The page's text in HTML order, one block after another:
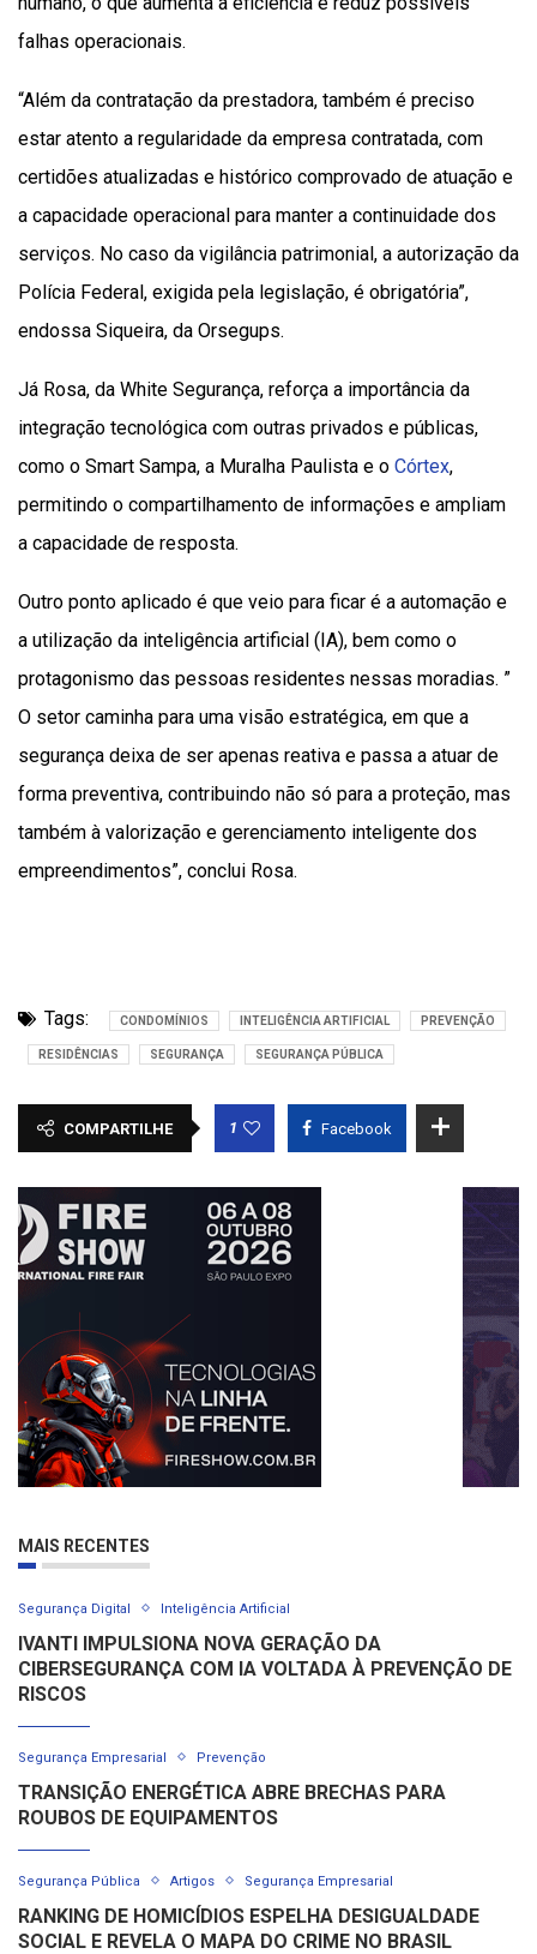
falhas operacionais.
“Além da contratação da prestadora, também é preciso
estar atento a regularidade da empresa contratada, com
certidões atualizadas e histórico comprovado de atuação e
a capacidade operacional para manter a continuidade dos
serviços. No caso da vigilância patrimonial, a autorização da
Polícia Federal, exigida pela legislação, é obrigatória”,
endossa Siqueira, da Orsegups.
Já Rosa, da White Segurança, reforça a importância da
integração tecnológica com outras privados e públicas,
como o Smart Sampa, a Muralha Paulista e o Córtex,
permitindo o compartilhamento de informações e ampliam
a capacidade de resposta.
Outro ponto aplicado é que veio para ficar é a automação e
a utilização da inteligência artificial (IA), bem como o
protagonismo das pessoas residentes nessas moradias. ”
O setor caminha para uma visão estratégica, em que a
segurança deixa de ser apenas reativa e passa a atuar de
forma preventiva, contribuindo não só para a proteção, mas
também à valorização e gerenciamento inteligente dos
empreendimentos”, conclui Rosa.
Tags: CONDOMÍNIOS INTELIGÊNCIA ARTIFICIAL PREVENÇÃO
RESIDÊNCIAS SEGURANÇA SEGURANÇA PÚBLICA
COMPARTILHE 1 Facebook
MAIS RECENTES
Segurança Digital Inteligência Artificial
IVANTI IMPULSIONA NOVA GERAÇÃO DA
CIBERSEGURANÇA COM IA VOLTADA À PREVENÇÃO DE
RISCOS
Segurança Empresarial Prevenção
TRANSIÇÃO ENERGÉTICA ABRE BRECHAS PARA
ROUBOS DE EQUIPAMENTOS
Segurança Pública Artigos Segurança Empresarial
RANKING DE HOMICÍDIOS ESPELHA DESIGUALDADE
SOCIAL E REVELA O MAPA DO CRIME NO BRASIL